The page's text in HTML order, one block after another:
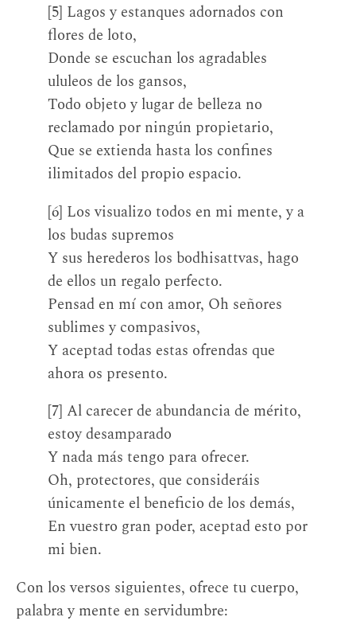
[5] Lagos y estanques adornados con
flores de loto,
Donde se escuchan los agradables
ululeos de los gansos,
Todo objeto y lugar de belleza no
reclamado por ningún propietario,
Que se extienda hasta los confines
ilimitados del propio espacio.
[6] Los visualizo todos en mi mente, y a
los budas supremos
Y sus herederos los bodhisattvas, hago
de ellos un regalo perfecto.
Pensad en mí con amor, Oh señores
sublimes y compasivos,
Y aceptad todas estas ofrendas que
ahora os presento.
[7] Al carecer de abundancia de mérito,
estoy desamparado
Y nada más tengo para ofrecer.
Oh, protectores, que consideráis
únicamente el beneficio de los demás,
En vuestro gran poder, aceptad esto por
mi bien.
Con los versos siguientes, ofrece tu cuerpo,
palabra y mente en servidumbre: